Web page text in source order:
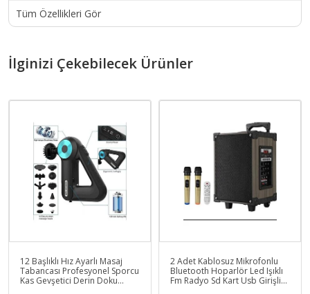
Tüm Özellikleri Gör
İlginizi Çekebilecek Ürünler
12 Başlıklı Hız Ayarlı Masaj
Tabancası Profesyonel Sporcu
Kas Gevşetici Derin Doku
2 Adet Kablosuz Mikrofonlu
Bluetooth Hoparlör Led Işıklı
Fm Radyo Sd Kart Usb Girişli